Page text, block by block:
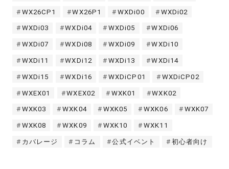
WX26CP1 WX26P1 WXDi00 WXDi02
WXDi03 WXDi04 WXDi05 WXDi06
WXDi07 WXDi08 WXDi09 WXDi10
WXDi11 WXDi12 WXDi13 WXDi14
WXDi15 WXDi16 WXDiCP01 WXDiCP02
WXEX01 WXEX02 WXK01 WXK02
WXK03 WXK04 WXK05 WXK06 WXK07
WXK08 WXK09 WXK10 WXK11
カバレージ コラム 公式イベント 初心者向け